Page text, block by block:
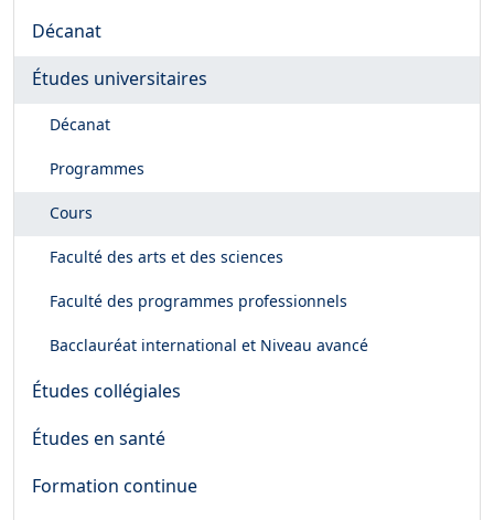
Décanat
Études universitaires
Décanat
Programmes
Cours
Faculté des arts et des sciences
Faculté des programmes professionnels
Bacclauréat international et Niveau avancé
Études collégiales
Études en santé
Formation continue